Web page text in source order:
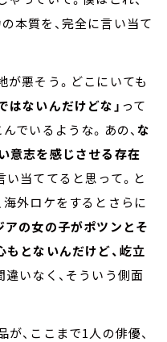
本質を、完全に言い当て
が悪そう。どこにいても
はないんだけどな」 って
でいるような。あの、な
意志を感じさせる存在
い当ててると思って。と
海外ロケをするとさらに
アの女の子がポツンとそ
もとないんだけど、屹立
違いなく、そういう側面
、ここまで1人の俳優、